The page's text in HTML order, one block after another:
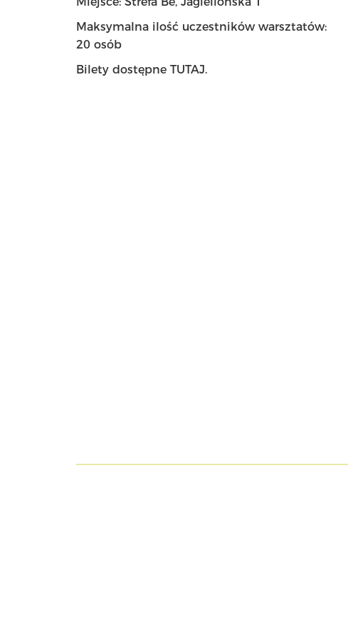
Maksymalna ilość uczestników warsztatów:
20 osób
Bilety dostępne TUTAJ.